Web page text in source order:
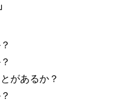
があるか？